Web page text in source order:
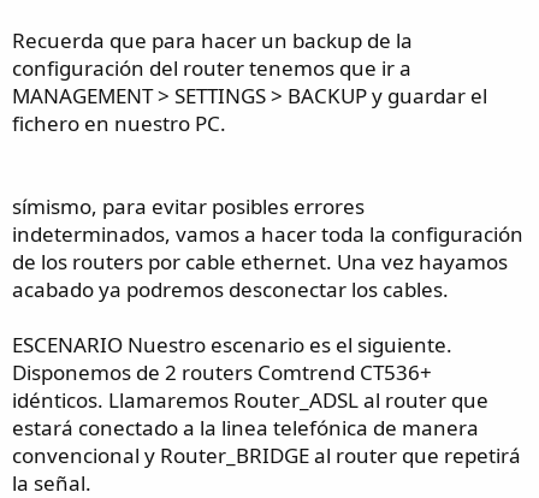
Recuerda que para hacer un backup de la
configuración del router tenemos que ir a
MANAGEMENT > SETTINGS > BACKUP y guardar el
fichero en nuestro PC.
símismo, para evitar posibles errores
indeterminados, vamos a hacer toda la configuración
de los routers por cable ethernet. Una vez hayamos
acabado ya podremos desconectar los cables.
ESCENARIO Nuestro escenario es el siguiente.
Disponemos de 2 routers Comtrend CT536+
idénticos. Llamaremos Router_ADSL al router que
estará conectado a la linea telefónica de manera
convencional y Router_BRIDGE al router que repetirá
la señal.